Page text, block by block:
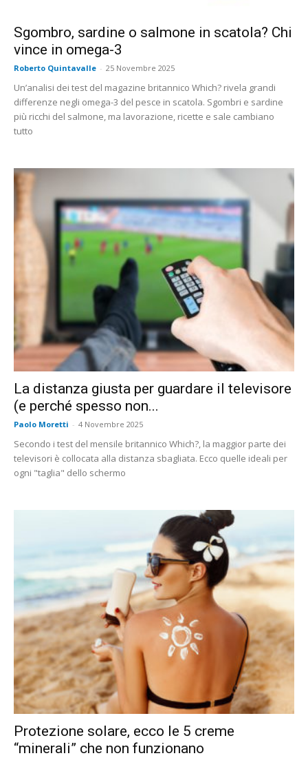
Sgombro, sardine o salmone in scatola? Chi
vince in omega-3
Roberto Quintavalle - 25 Novembre 2025
Un’analisi dei test del magazine britannico Which? rivela grandi
differenze negli omega-3 del pesce in scatola. Sgombri e sardine
più ricchi del salmone, ma lavorazione, ricette e sale cambiano
tutto
La distanza giusta per guardare il televisore
(e perché spesso non...
Paolo Moretti - 4 Novembre 2025
Secondo i test del mensile britannico Which?, la maggior parte dei
televisori è collocata alla distanza sbagliata. Ecco quelle ideali per
ogni "taglia" dello schermo
Protezione solare, ecco le 5 creme
“minerali” che non funzionano